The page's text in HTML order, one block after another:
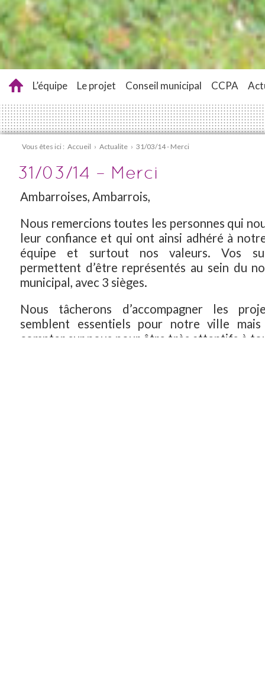
L’équipe Le projet Conseil municipal CCPA
Vous êtes ici : Accueil › Actualite › 31/03/14 - Merci
31/03/14 – Merci
Ambarroises, Ambarrois,
Nous remercions toutes les personnes qui
leur confiance et qui ont ainsi adhéré à
équipe et surtout nos valeurs. Vos
permettent d’être représentés au sein du
municipal, avec 3 sièges.
Nous tâcherons d’accompagner les
semblent essentiels pour notre ville mais
compter sur nous pour être très attentifs à